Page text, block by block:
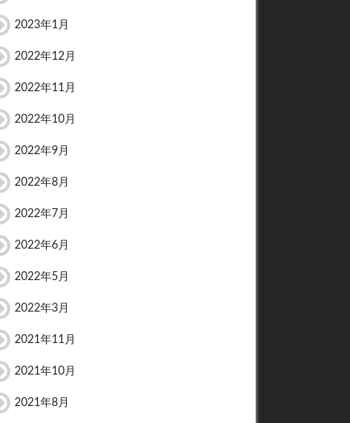
2023年1月
2022年12月
2022年11月
2022年10月
2022年9月
2022年8月
2022年7月
2022年6月
2022年5月
2022年3月
2021年11月
2021年10月
2021年8月